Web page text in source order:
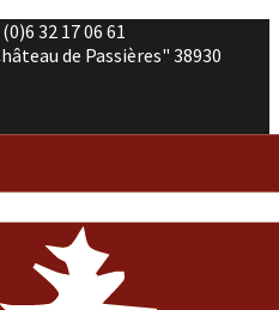
32 17 06 61
de Passières" 38930